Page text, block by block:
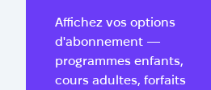
Affichez vos options
d'abonnement —
programmes enfants,
cours adultes, forfaits